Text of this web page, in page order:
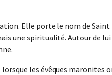
Elle porte le nom de
une spiritualité. Autour de lui
les évêques maronites